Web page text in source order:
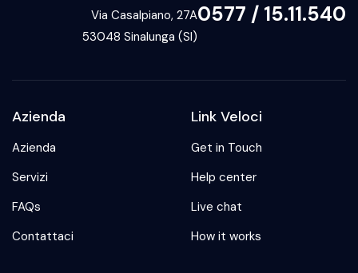
0577 / 15.11.540
Via Casalpiano, 27A
53048 Sinalunga (SI)
Azienda
Azienda
Servizi
FAQs
Contattaci
Link Veloci
Get in Touch
Help center
Live chat
How it works